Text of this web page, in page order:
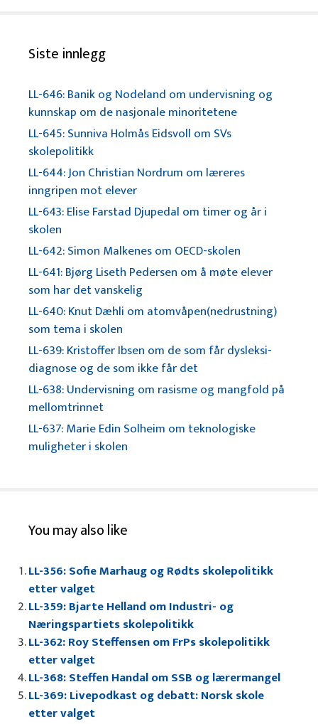
Siste innlegg
LL-646: Banik og Nodeland om undervisning og
kunnskap om de nasjonale minoritetene
LL-645: Sunniva Holmås Eidsvoll om SVs
skolepolitikk
LL-644: Jon Christian Nordrum om læreres
inngripen mot elever
LL-643: Elise Farstad Djupedal om timer og år i
skolen
LL-642: Simon Malkenes om OECD-skolen
LL-641: Bjørg Liseth Pedersen om å møte elever
som har det vanskelig
LL-640: Knut Dæhli om atomvåpen(nedrustning)
som tema i skolen
LL-639: Kristoffer Ibsen om de som får dysleksi-
diagnose og de som ikke får det
LL-638: Undervisning om rasisme og mangfold på
mellomtrinnet
LL-637: Marie Edin Solheim om teknologiske
muligheter i skolen
You may also like
LL-356: Sofie Marhaug og Rødts skolepolitikk
etter valget
LL-359: Bjarte Helland om Industri- og
Næringspartiets skolepolitikk
LL-362: Roy Steffensen om FrPs skolepolitikk
etter valget
LL-368: Steffen Handal om SSB og lærermangel
LL-369: Livepodkast og debatt: Norsk skole
etter valget